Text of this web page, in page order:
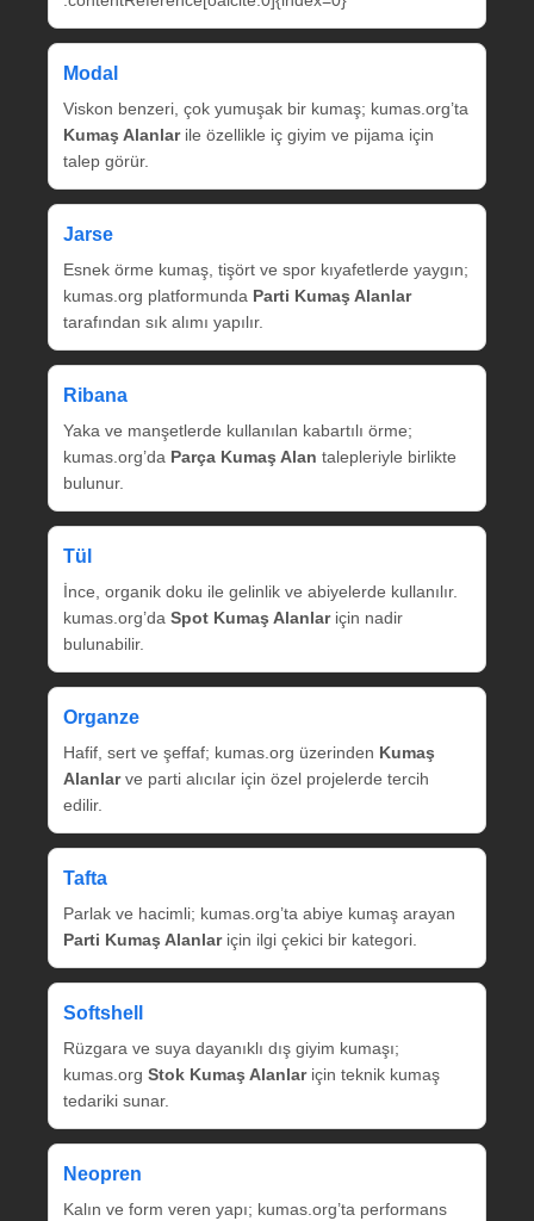
Modal
Viskon benzeri, çok yumuşak bir kumaş; kumas.org’ta
Kumaş Alanlarile özellikle iç giyim ve pijama için
talep görür.
Jarse
Esnek örme kumaş, tişört ve spor kıyafetlerde yaygın;
kumas.org platformunda Parti Kumaş Alanlar
tarafından sık alımı yapılır.
Ribana
Yaka ve manşetlerde kullanılan kabartılı örme;
kumas.org’da Parça Kumaş Alan talepleriyle birlikte
bulunur.
Tül
İnce, organik doku ile gelinlik ve abiyelerde kullanılır.
kumas.org’da Spot Kumaş Alanlariçin nadir
bulunabilir.
Organze
Hafif, sert ve şeffaf; kumas.org üzerinden Kumaş
Alanlarve parti alıcılar için özel projelerde tercih
edilir.
Tafta
Parlak ve hacimli; kumas.org’ta abiye kumaş arayan
Parti Kumaş Alanlariçin ilgi çekici bir kategori.
Softshell
Rüzgara ve suya dayanıklı dış giyim kumaşı;
kumas.org Stok Kumaş Alanlariçin teknik kumaş
tedariki sunar.
Neopren
Kalın ve form veren yapı; kumas.org’ta performans